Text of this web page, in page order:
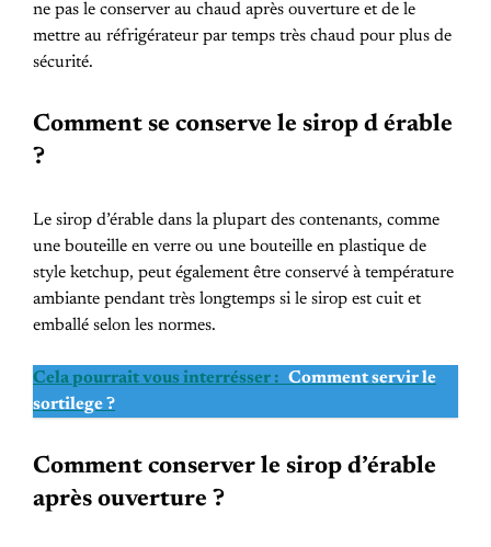
ne pas le conserver au chaud après ouverture et de le
mettre au réfrigérateur par temps très chaud pour plus de
sécurité.
Comment se conserve le sirop d érable
?
Le sirop d’érable dans la plupart des contenants, comme
une bouteille en verre ou une bouteille en plastique de
style ketchup, peut également être conservé à température
ambiante pendant très longtemps si le sirop est cuit et
emballé selon les normes.
Cela pourrait vous interrésser : Comment servir le
sortilege ?
Comment conserver le sirop d’érable
après ouverture ?